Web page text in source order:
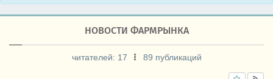
НОВОСТИ ФАРМРЫНКА
читателей: 17 89 публикаций